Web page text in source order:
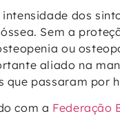
intensidade dos
Sem a
ou
aliado na
que passaram por
com a Federação